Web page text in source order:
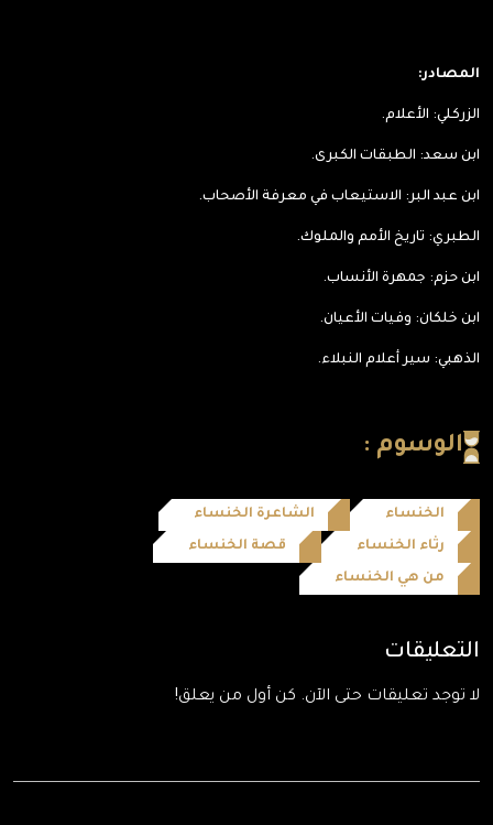
المصادر:
الزركلي: الأعلام.
ابن سعد: الطبقات الكبرى.
ابن عبد البر: الاستيعاب في معرفة الأصحاب.
الطبري: تاريخ الأمم والملوك.
ابن حزم: جمهرة الأنساب.
ابن خلكان: وفيات الأعيان.
الذهبي: سير أعلام النبلاء.
الوسوم :
الخنساء الشاعرة الخنساء
رثاء الخنساء قصة الخنساء
من هي الخنساء
التعليقات
لا توجد تعليقات حتى الآن. كن أول من يعلق!